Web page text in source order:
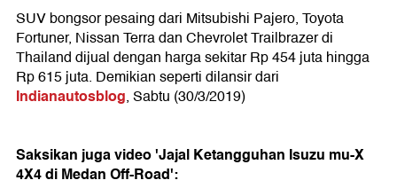
SUV bongsor pesaing dari Mitsubishi Pajero, Toyota
Fortuner, Nissan Terra dan Chevrolet Trailbrazer di
Thailand dijual dengan harga sekitar Rp 454 juta hingga
Rp 615 juta. Demikian seperti dilansir dari
Indianautosblog, Sabtu (30/3/2019)
Saksikan juga video 'Jajal Ketangguhan Isuzu mu-X
4X4 di Medan Off-Road':